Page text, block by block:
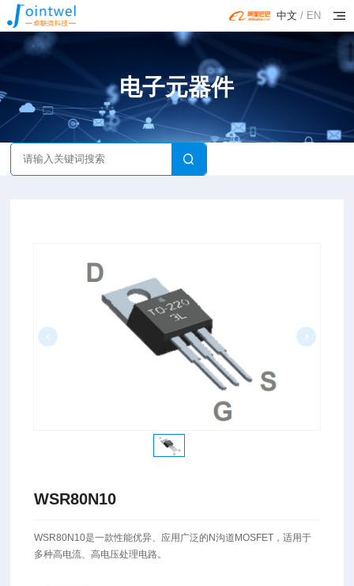
中文 / EN
电子元器件
WSR80N10
WSR80N10是一款性能优异、应用广泛的N沟道MOSFET，适用于
多种高电流、高电压处理电路。